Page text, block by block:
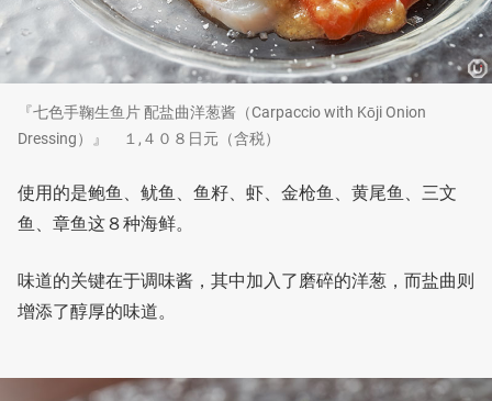
『七色手鞠生鱼片 配盐曲洋葱酱（Carpaccio with Kōji Onion
Dressing）』 １,４０８日元（含税）
使用的是鲍鱼、鱿鱼、鱼籽、虾、金枪鱼、黄尾鱼、三文
鱼、章鱼这８种海鲜。
味道的关键在于调味酱，其中加入了磨碎的洋葱，而盐曲则
增添了醇厚的味道。